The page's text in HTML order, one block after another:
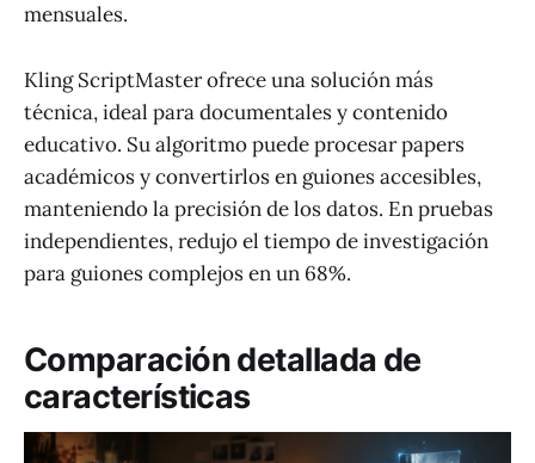
mensuales.
Kling ScriptMaster ofrece una solución más
técnica, ideal para documentales y contenido
educativo. Su algoritmo puede procesar papers
académicos y convertirlos en guiones accesibles,
manteniendo la precisión de los datos. En pruebas
independientes, redujo el tiempo de investigación
para guiones complejos en un 68%.
Comparación detallada de
características